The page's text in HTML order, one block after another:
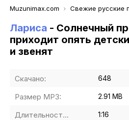
Muzunimax.com Свежие русские
Лариса - Солнечный
приходит опять
и звенят
Скачано: 648
Размер MP3: 2.91 MB
Длительность MP3: 1:16